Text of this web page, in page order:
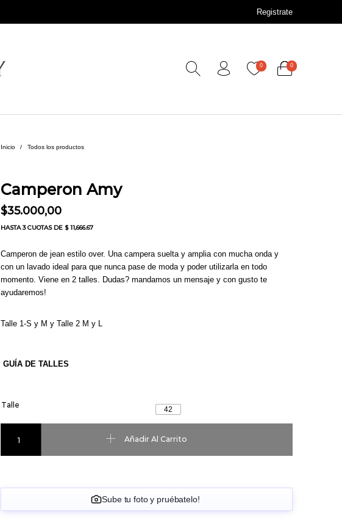
Registrate
0 0
Inicio / Todos los productos
Camperon Amy
$35.000,00
HASTA3 CUOTASDE $ 11,666.67
Camperon de jean estilo over. Una campera suelta y amplia con mucha onda y
con un lavado ideal para que nunca pase de moda y poder utilizarla en todo
momento. Viene en 2 talles. Dudas? mandamos un mensaje y con gusto te
ayudaremos!
Talle 1-S y M y Talle 2 M y L
GUÍA DE TALLES
Talle
42
Añadir Al Carrito
Sube tu foto y pruébatelo!